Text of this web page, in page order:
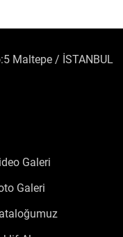
Maltepe / İSTANBUL
Galeri
Galeri